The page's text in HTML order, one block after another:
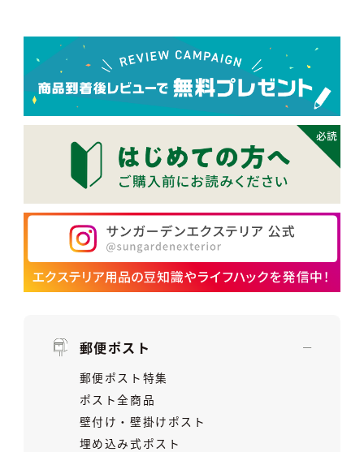
郵便ポスト
郵便ポスト特集
ポスト全商品
壁付け・壁掛けポスト
埋め込み式ポスト